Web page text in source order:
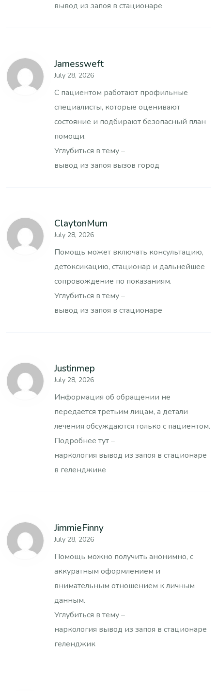
вывод из запоя в стационаре
Jamessweft
July 28, 2026
С пациентом работают профильные
специалисты, которые оценивают
состояние и подбирают безопасный план
помощи.
Углубиться в тему –
вывод из запоя вызов город
ClaytonMum
July 28, 2026
Помощь может включать консультацию,
детоксикацию, стационар и дальнейшее
сопровождение по показаниям.
Углубиться в тему –
вывод из запоя в стационаре
Justinmep
July 28, 2026
Информация об обращении не
передается третьим лицам, а детали
лечения обсуждаются только с пациентом.
Подробнее тут –
наркология вывод из запоя в стационаре
в геленджике
JimmieFinny
July 28, 2026
Помощь можно получить анонимно, с
аккуратным оформлением и
внимательным отношением к личным
данным.
Углубиться в тему –
наркология вывод из запоя в стационаре
геленджик